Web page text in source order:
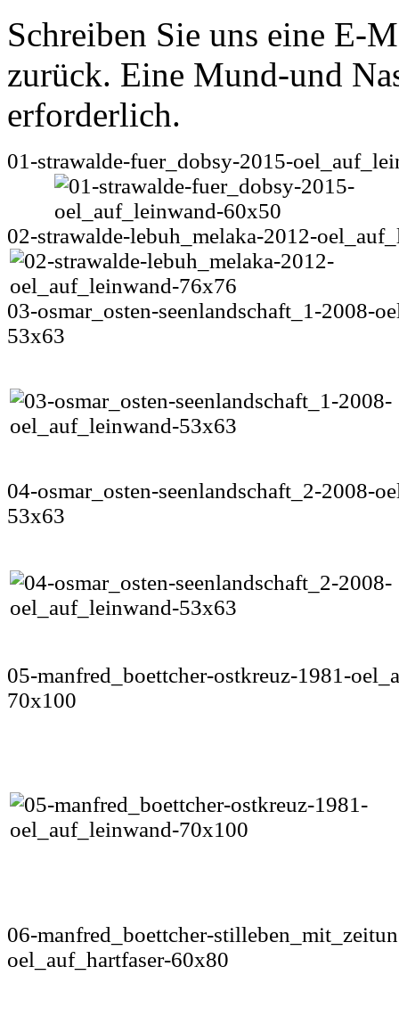
Schreiben Sie uns eine E-
zurück. Eine Mund-und
erforderlich.
01-strawalde-fuer_dobsy-2015-
02-strawalde-lebuh_melaka-2012-
03-osmar_osten-seenlandschaft_1-2008-
53x63
04-osmar_osten-seenlandschaft_2-2008-
53x63
05-manfred_boettcher-ostkreuz-1981-
70x100
06-manfred_boettcher-
oel_auf_hartfaser-60x80